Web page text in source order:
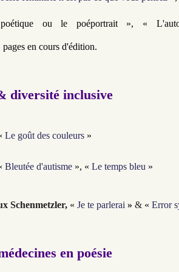
ou le poéportrait », «
pages en cours d'édition.
diversité inclusive
Le goût des couleurs »
Bleutée d'autisme », « Le temps bleu »
Schenmetzler, « Je te parlerai » & « Error
en poésie